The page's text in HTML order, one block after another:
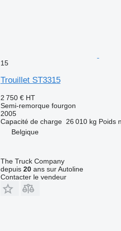
15
Trouillet ST3315
2 750 € HT
Semi-remorque fourgon
2005
Capacité de charge 26 010 kg Poids
Belgique
The Truck Company
depuis 20ans sur Autoline
Contacter le vendeur